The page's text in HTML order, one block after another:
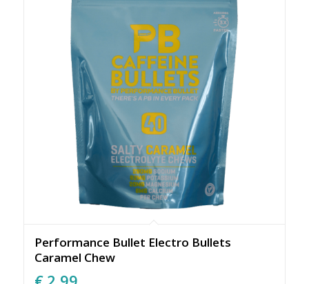
Performance Bullet Electro Bullets
Caramel Chew